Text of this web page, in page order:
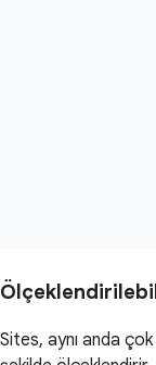
Sites, aynı anda